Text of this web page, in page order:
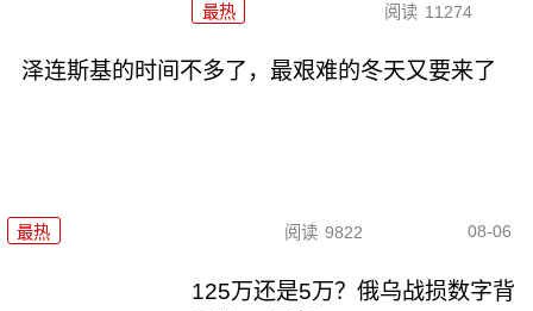
最热 阅读 11274
泽连斯基的时间不多了，最艰难的冬天又要来了
最热 阅读 9822 08-06
125万还是5万？俄乌战损数字背